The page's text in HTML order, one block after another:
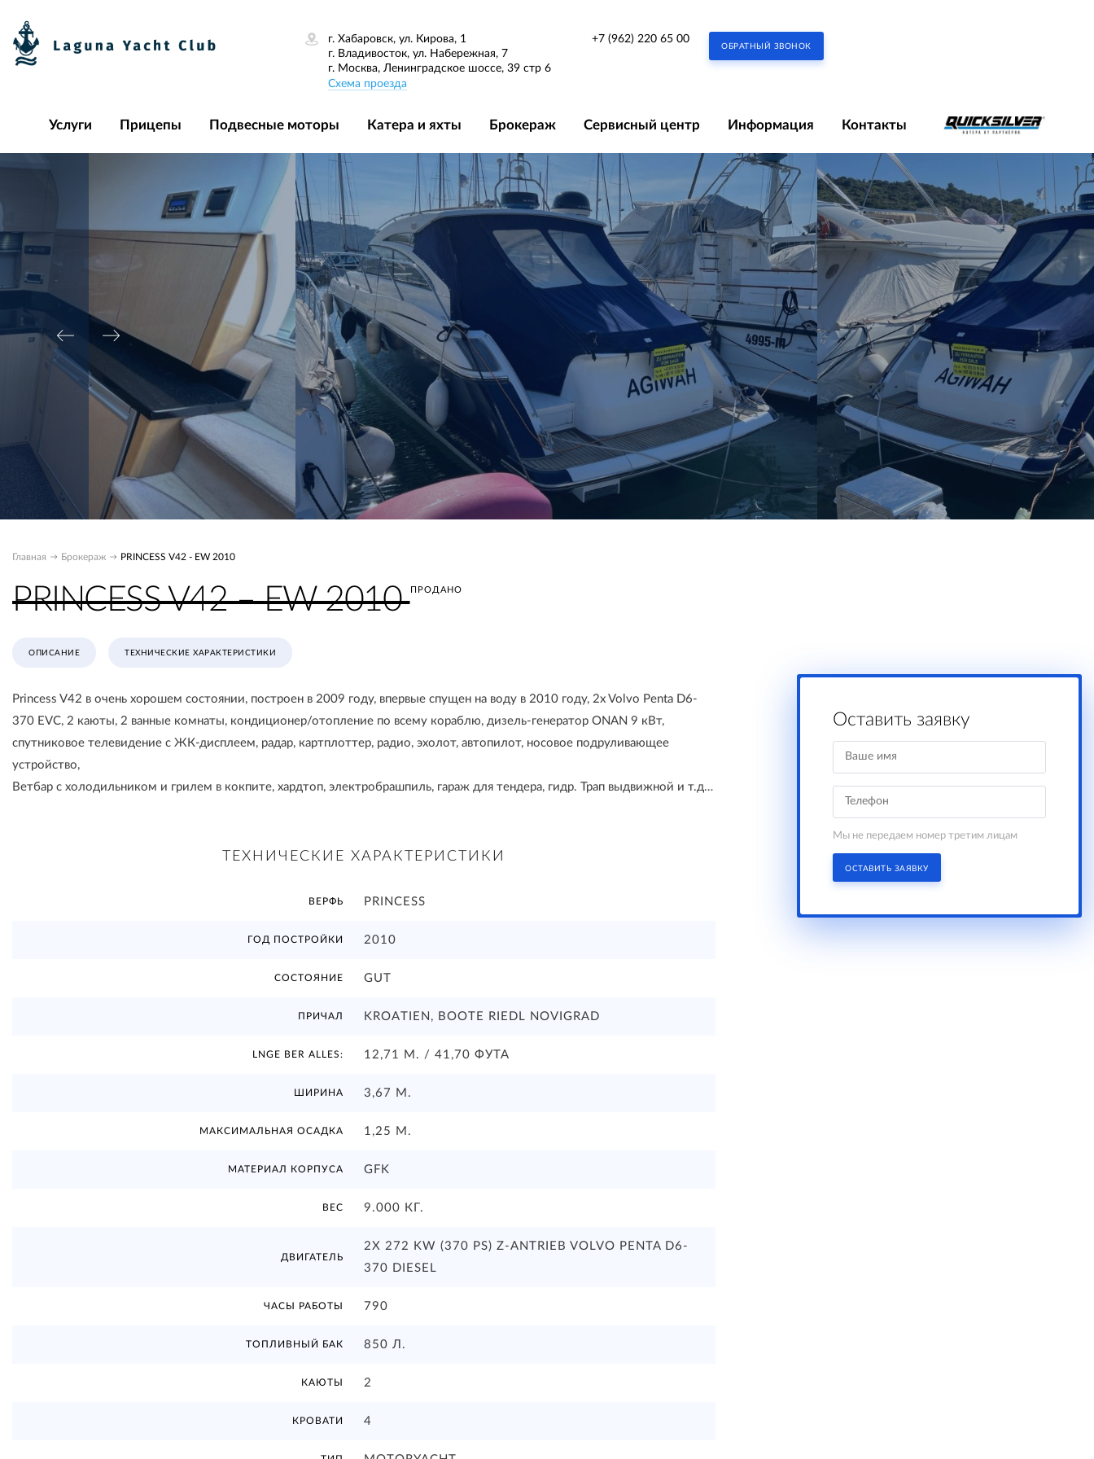
г. Хабаровск, ул. Кирова, 1
г. Владивосток, ул. Набережная, 7
г. Москва, Ленинградское шоссе, 39 стр 6
Схема проезда
+7 (962) 220 65 00
ОБРАТНЫЙ ЗВОНОК
Услуги Прицепы Подвесные моторы Катера и яхты Брокераж Сервисный центр Информация Контакты
Главная Брокераж PRINCESS V42 - EW 2010
PRINCESS V42 – EW 2010ПРОДАНО
ОПИСАНИЕ ТЕХНИЧЕСКИЕ ХАРАКТЕРИСТИКИ
Princess V42 в очень хорошем состоянии, построен в 2009 году, впервые спущен на воду в 2010 году, 2x Volvo Penta D6-
370 EVC, 2 каюты, 2 ванные комнаты, кондиционер/отопление по всему кораблю, дизель-генератор ONAN 9 кВт,
спутниковое телевидение с ЖК-дисплеем, радар, картплоттер, радио, эхолот, автопилот, носовое подруливающее
устройство,
Ветбар с холодильником и грилем в кокпите, хардтоп, электробрашпиль, гараж для тендера, гидр. Трап выдвижной и т.д…
ТЕХНИЧЕСКИЕ ХАРАКТЕРИСТИКИ
ВЕРФЬ PRINCESS
ГОД ПОСТРОЙКИ 2010
СОСТОЯНИЕ GUT
ПРИЧАЛ KROATIEN, BOOTE RIEDL NOVIGRAD
LNGE BER ALLES: 12,71 М. / 41,70 ФУТА
ШИРИНА 3,67 М.
МАКСИМАЛЬНАЯ ОСАДКА 1,25 М.
МАТЕРИАЛ КОРПУСА GFK
ВЕС 9.000 КГ.
ДВИГАТЕЛЬ
2X 272 KW (370 PS) Z-ANTRIEB VOLVO PENTA D6-
370 DIESEL
ЧАСЫ РАБОТЫ 790
ТОПЛИВНЫЙ БАК 850 Л.
КАЮТЫ 2
КРОВАТИ 4
Оставить заявку
Мы не передаем номер третим лицам
ОСТАВИТЬ ЗАЯВКУ